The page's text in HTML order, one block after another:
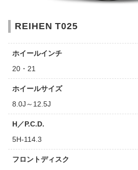
REIHEN T025
ホイールインチ
20・21
ホイールサイズ
8.0J～12.5J
H／P.C.D.
5H-114.3
フロントディスク